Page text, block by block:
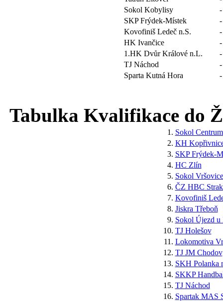
Sokol Kobylisy
SKP Frýdek-Místek
Kovofiniš Ledeč n.S.
HK Ivančice
1.HK Dvůr Králové n.L.
TJ Náchod
Sparta Kutná Hora
Tabulka Kvalifikace do
1. Sokol
2. KH
3. SKP Frýdek-
4. HC Zlín
5. Sokol Vršovice
6. ČZ HBC
7. Kovofiniš
8. Jiskra Třeboň
9. Sokol Újezd u
10. TJ Holešov
11. Lokomotiva
12. TJ JM Chodov
13. SKH Polanka
14. SKKP
15. TJ Náchod
16. Spartak MAS